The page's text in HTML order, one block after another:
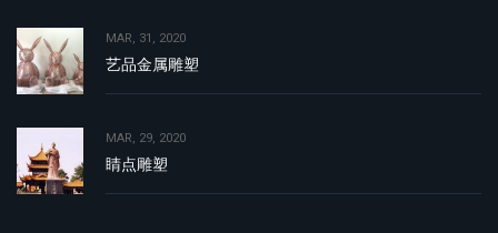
MAR, 31, 2020
艺品金属雕塑
MAR, 29, 2020
睛点雕塑